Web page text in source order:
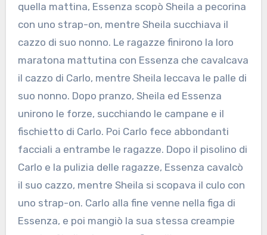
quella mattina, Essenza scopò Sheila a pecorina
con uno strap-on, mentre Sheila succhiava il
cazzo di suo nonno. Le ragazze finirono la loro
maratona mattutina con Essenza che cavalcava
il cazzo di Carlo, mentre Sheila leccava le palle di
suo nonno. Dopo pranzo, Sheila ed Essenza
unirono le forze, succhiando le campane e il
fischietto di Carlo. Poi Carlo fece abbondanti
facciali a entrambe le ragazze. Dopo il pisolino di
Carlo e la pulizia delle ragazze, Essenza cavalcò
il suo cazzo, mentre Sheila si scopava il culo con
uno strap-on. Carlo alla fine venne nella figa di
Essenza, e poi mangiò la sua stessa creampie